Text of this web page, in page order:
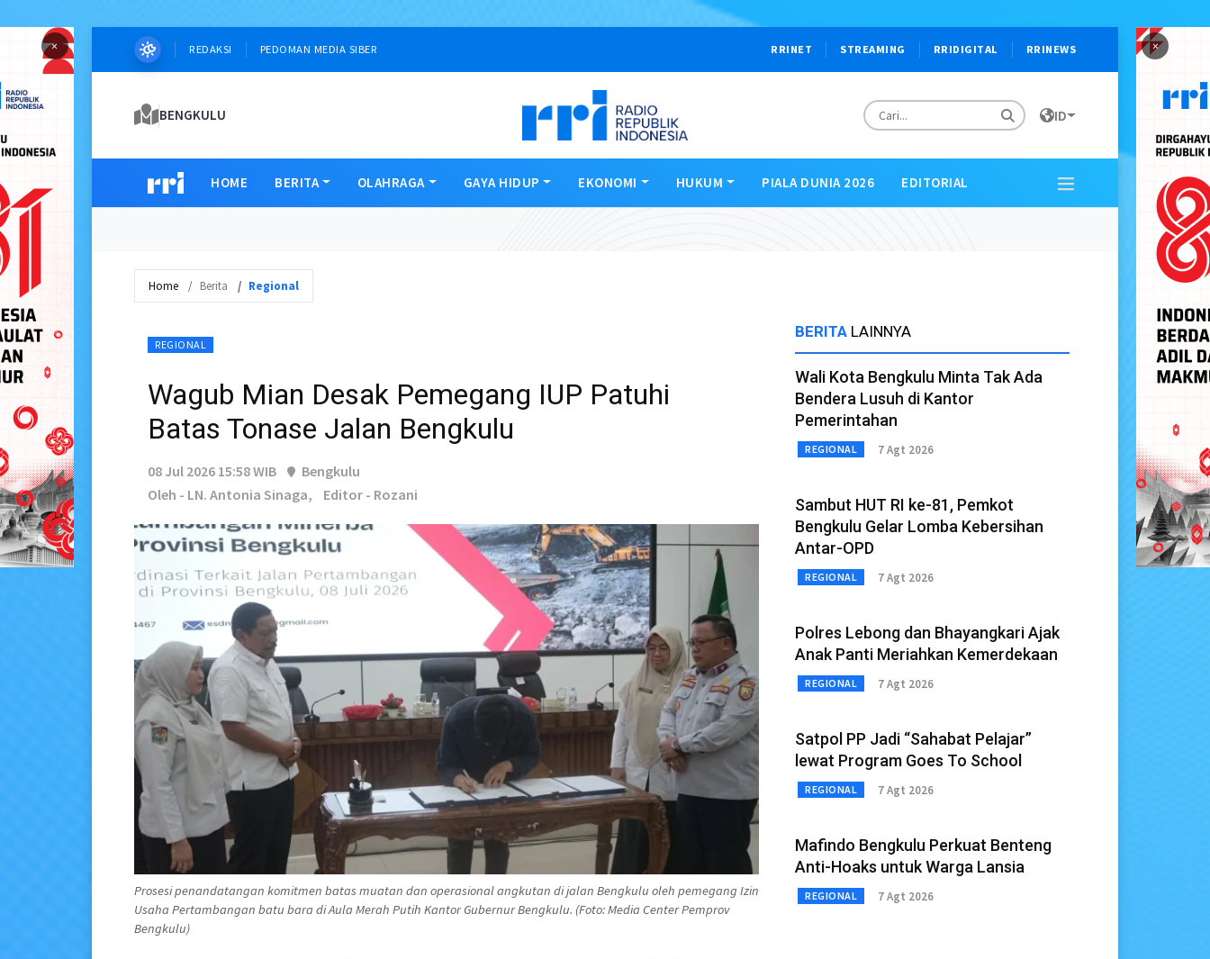
× ×
REDAKSI PEDOMAN MEDIA SIBER RRINET STREAMING RRIDIGITAL RRINEWS
BENGKULU ID
HOME BERITA OLAHRAGA GAYA HIDUP EKONOMI HUKUM PIALA DUNIA 2026 EDITORIAL
Home Berita Regional
REGIONAL
Wagub Mian Desak Pemegang IUP Patuhi
Batas Tonase Jalan Bengkulu
08 Jul 2026 15:58 WIB
Bengkulu
Oleh - LN. Antonia Sinaga,
Editor - Rozani
Prosesi penandatangan komitmen batas muatan dan operasional angkutan di jalan Bengkulu oleh pemegang Izin
Usaha Pertambangan batu bara di Aula Merah Putih Kantor Gubernur Bengkulu. (Foto: Media Center Pemprov
Bengkulu)
BERITA LAINNYA
Wali Kota Bengkulu Minta Tak Ada
Bendera Lusuh di Kantor
Pemerintahan
REGIONAL 7 Agt 2026
Sambut HUT RI ke-81, Pemkot
Bengkulu Gelar Lomba Kebersihan
Antar-OPD
REGIONAL 7 Agt 2026
Polres Lebong dan Bhayangkari Ajak
Anak Panti Meriahkan Kemerdekaan
REGIONAL 7 Agt 2026
Satpol PP Jadi “Sahabat Pelajar”
lewat Program Goes To School
REGIONAL 7 Agt 2026
Mafindo Bengkulu Perkuat Benteng
Anti-Hoaks untuk Warga Lansia
REGIONAL 7 Agt 2026